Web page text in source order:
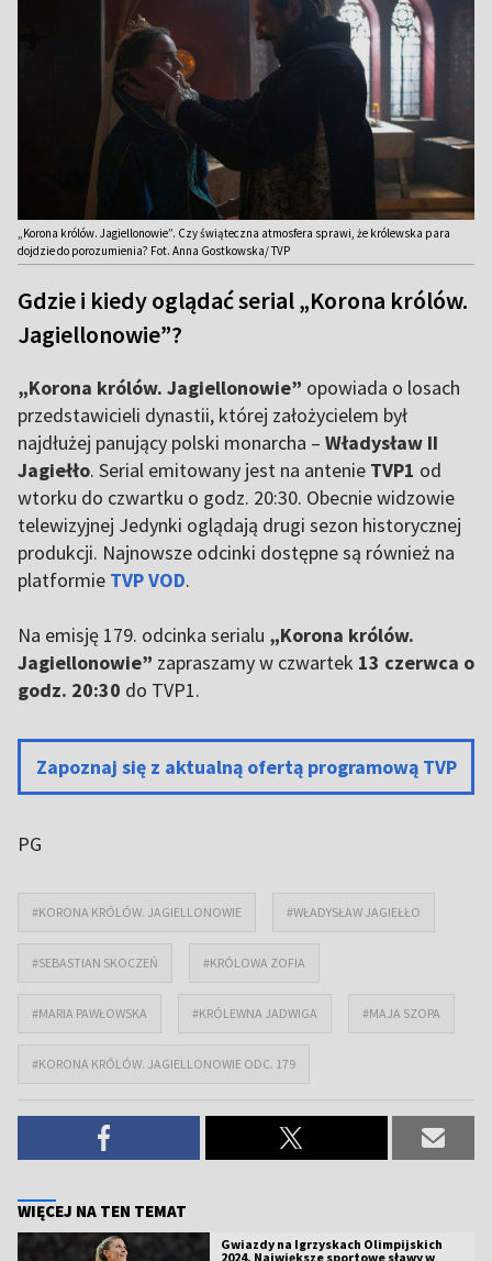
„Korona królów. Jagiellonowie”. Czy świąteczna atmosfera sprawi, że królewska para
dojdzie do porozumienia? Fot. Anna Gostkowska/ TVP
Gdzie i kiedy oglądać serial „Korona królów.
Jagiellonowie”?
„Korona królów. Jagiellonowie” opowiada o losach
przedstawicieli dynastii, której założycielem był
najdłużej panujący polski monarcha – Władysław II
Jagiełło. Serial emitowany jest na antenie TVP1 od
wtorku do czwartku o godz. 20:30. Obecnie widzowie
telewizyjnej Jedynki oglądają drugi sezon historycznej
produkcji. Najnowsze odcinki dostępne są również na
platformie TVP VOD.
Na emisję 179. odcinka serialu „Korona królów.
Jagiellonowie” zapraszamy w czwartek 13 czerwca o
godz. 20:30 do TVP1.
Zapoznaj się z aktualną ofertą programową TVP
PG
#KORONA KRÓLÓW. JAGIELLONOWIE #WŁADYSŁAW JAGIEŁŁO
#SEBASTIAN SKOCZEŃ #KRÓLOWA ZOFIA
#MARIA PAWŁOWSKA #KRÓLEWNA JADWIGA #MAJA SZOPA
#KORONA KRÓLÓW. JAGIELLONOWIE ODC. 179
WIĘCEJ NA TEN TEMAT
Gwiazdy na Igrzyskach Olimpijskich
2024. Największe sportowe sławy w